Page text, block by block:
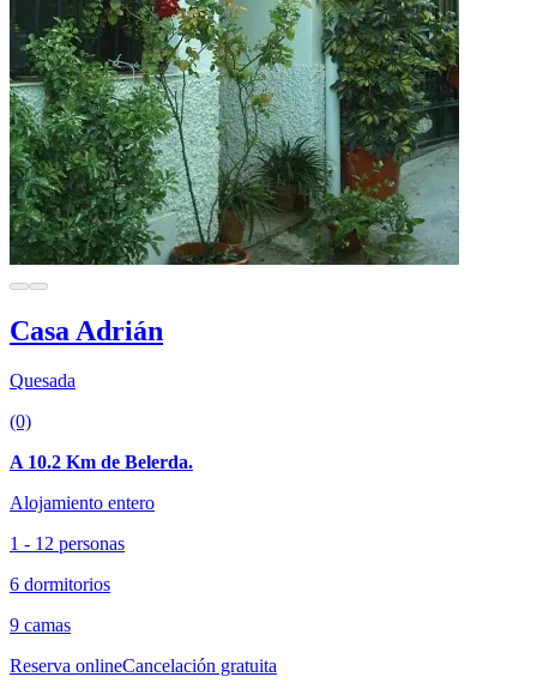
Casa Adrián
Quesada
(0)
A 10.2 Km de Belerda.
Alojamiento entero
1 - 12 personas
6 dormitorios
9 camas
Reserva onlineCancelación gratuita